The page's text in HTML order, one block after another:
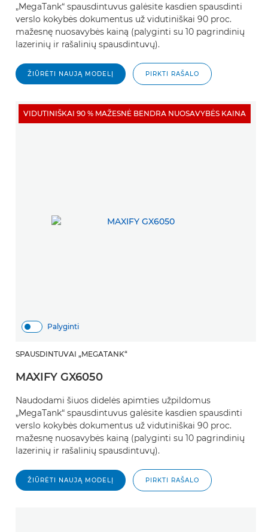
„MegaTank“ spausdintuvus galėsite kasdien spausdinti
verslo kokybės dokumentus už vidutiniškai 90 proc.
mažesnę nuosavybės kainą (palyginti su 10 pagrindinių
lazerinių ir rašalinių spausdintuvų).
ŽIŪRĖTI NAUJĄ MODELĮ PIRKTI RAŠALO
Palyginti
VIDUTINIŠKAI 90 % MAŽESNĖ BENDRA NUOSAVYBĖS KAINA
SPAUSDINTUVAI „MEGATANK“
MAXIFY GX6050
Naudodami šiuos didelės apimties užpildomus
„MegaTank“ spausdintuvus galėsite kasdien spausdinti
verslo kokybės dokumentus už vidutiniškai 90 proc.
mažesnę nuosavybės kainą (palyginti su 10 pagrindinių
lazerinių ir rašalinių spausdintuvų).
ŽIŪRĖTI NAUJĄ MODELĮ PIRKTI RAŠALO